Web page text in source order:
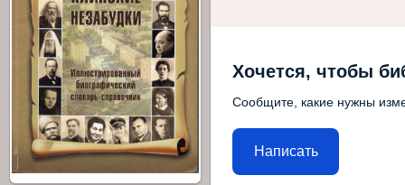
Хочется, чтобы
Сообщите, какие нужны
Написать